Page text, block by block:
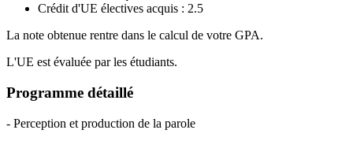
Crédit d'UE électives acquis : 2.5
La note obtenue rentre dans le calcul de votre GPA.
L'UE est évaluée par les étudiants.
Programme détaillé
- Perception et production de la parole